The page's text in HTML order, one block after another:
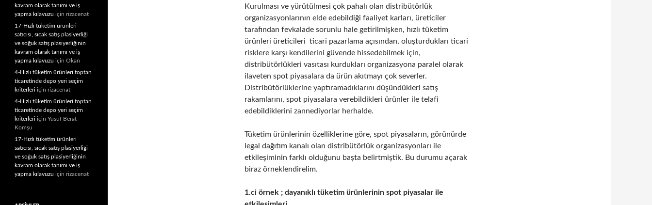
Kurulması ve yürütülmesi çok pahalı olan distribütörlük
organizasyonlarının elde edebildiği faaliyet karları, üreticiler
tarafından fevkalade sorunlu hale getirilmişken, hızlı tüketim
ürünleri üreticileri ticari pazarlama açısından, oluşturdukları ticari
risklere karşı kendilerini güvende hissedebilmek için,
distribütörlükleri vasıtası kurdukları organizasyona paralel olarak
ilaveten spot piyasalara da ürün akıtmayı çok severler.
Distribütörlüklerine yaptıramadıklarını düşündükleri satış
rakamlarını, spot piyasalara verebildikleri ürünler ile telafi
edebildiklerini zannediyorlar herhalde.
Tüketim ürünlerinin özelliklerine göre, spot piyasaların, görünürde
legal dağıtım kanalı olan distribütörlük organizasyonları ile
etkileşiminin farklı olduğunu başta belirtmiştik. Bu durumu açarak
biraz örneklendirelim.
1.ci örnek ; dayanıklı tüketim ürünlerinin spot piyasalar ile
kavram olarak tanımı ve iş
yapma kılavuzu için rizacenat
17-Hızlı tüketim ürünleri
satıcısı, sıcak satış plasiyerliği
ve soğuk satış plasiyerliğinin
kavram olarak tanımı ve iş
yapma kılavuzu için Okan
4-Hızlı tüketim ürünleri toptan
ticaretinde depo yeri seçim
kriterleri için rizacenat
4-Hızlı tüketim ürünleri toptan
ticaretinde depo yeri seçim
kriterleri için Yusuf Berat
Komşu
17-Hızlı tüketim ürünleri
satıcısı, sıcak satış plasiyerliği
ve soğuk satış plasiyerliğinin
kavram olarak tanımı ve iş
yapma kılavuzu için rizacenat